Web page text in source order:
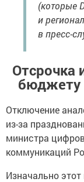
(которые
и
в пресс-
Отсрочка
бюджету
Отключение
из-за
министра
коммуникаций
Изначально